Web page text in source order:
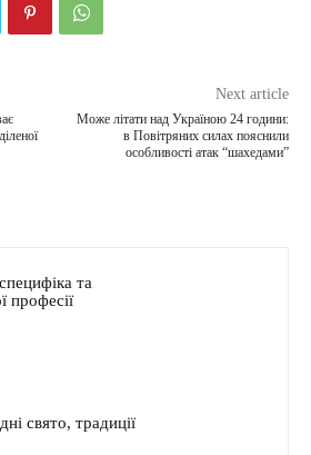
Next article
Може літати над Україною 24 години:
в Повітряних силах пояснили
особливості атак “шахедами”
та
професії
свято, традиції